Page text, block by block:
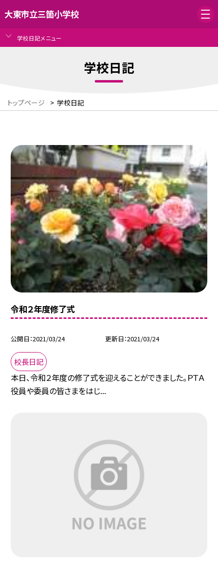
大東市立三箇小学校
学校日記メニュー
学校日記
トップページ > 学校日記
令和２年度修了式
公開日 2021/03/24 更新日 2021/03/24
校長日記
本日、令和２年度の修了式を迎えることができました。ＰＴＡ
役員や委員の皆さまをはじ...